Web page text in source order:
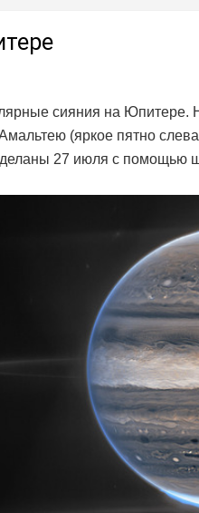
сияния на
(яркое пятно
27 июля с помощью